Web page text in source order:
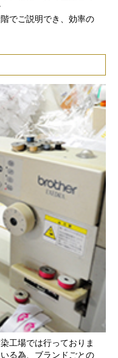
でご説明でき、効率の
工場では行っておりま
る為、ブランドごとの